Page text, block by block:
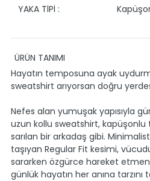
YAKA TİPİ :
ÜRÜN TANIMI
Hayatın temposuna ayak
sweatshirt arıyorsan doğru
Nefes alan yumuşak yapısıyla
uzun kollu sweatshirt, kapüşonlu
sarılan bir arkadaş gibi.
taşıyan Regular Fit kesimi,
sararken özgürce hareket etmeni
günlük hayatın her anına tarzını